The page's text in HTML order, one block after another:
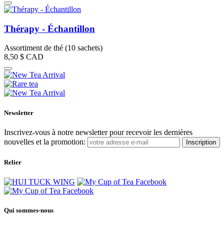
Thérapy - Échantillon
Assortiment de thé (10 sachets)
8,50 $ CAD
Newsletter
Inscrivez-vous à notre newsletter pour recevoir les dernières
nouvelles et la promotion:
Inscription
Relier
Qui sommes-nous